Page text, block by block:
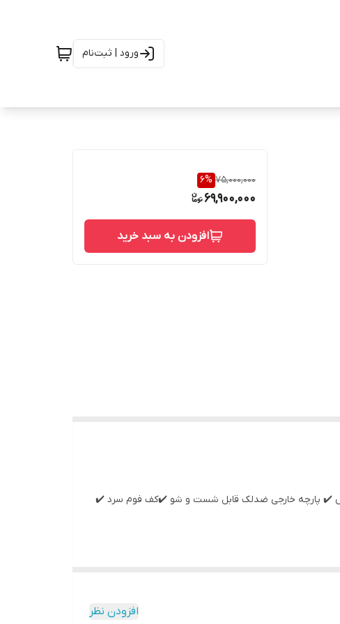
ورود | ثبت‌نام
75,000,000
6%
69,900,000
افزودن به سبد خرید
روس ✔️ پارچه خارجی ضدلک قابل شست و شو ✔️کف فوم سرد ✔️
افزودن نظر